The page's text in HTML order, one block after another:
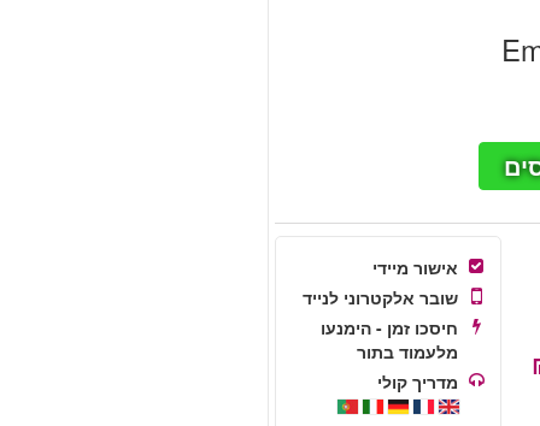
אישור מיידי
שובר אלקטרוני לנייד
חיסכו זמן - הימנעו
מלעמוד בתור
מדריך קולי